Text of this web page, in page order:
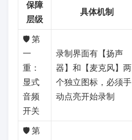
保障
层级
具体机制
🛡️ 第
一
重：
显式
音频
开关
录制界面有【扬声
器】和【麦克风】两
个独立图标，必须手
动点亮开始录制
🛡️ 第